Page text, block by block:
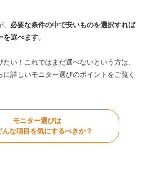
必要な条件の中で安いものを選択すれば
を選べます。
たい！これではまだ選べないという方は、
に詳しいモニター選びのポイントをご覧く
モニター選びは
んな項目を気にするべきか？